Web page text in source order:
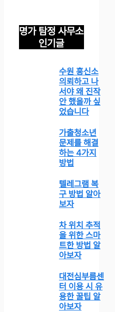
명가 탐정 사무소
인기글
수원 흥신소
의뢰하고 나
서야 왜 진작
안 했을까 싶
었습니다
가출청소년
문제를 해결
하는 4가지
방법
텔레그램 복
구 방법 알아
보자
차 위치 추적
을 위한 스마
트한 방법 알
아보자
대전심부름센
터 이용 시 유
용한 꿀팁 알
아보자